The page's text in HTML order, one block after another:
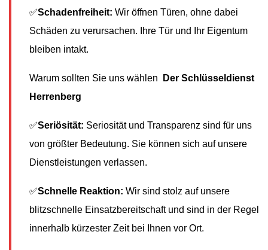
✅Schadenfreiheit: Wir öffnen Türen, ohne dabei
Schäden zu verursachen. Ihre Tür und Ihr Eigentum
bleiben intakt.
Warum sollten Sie uns wählen
Der Schlüsseldienst
Herrenberg
✅Seriösität: Seriosität und Transparenz sind für uns
von größter Bedeutung. Sie können sich auf unsere
Dienstleistungen verlassen.
✅Schnelle Reaktion: Wir sind stolz auf unsere
blitzschnelle Einsatzbereitschaft und sind in der Regel
innerhalb kürzester Zeit bei Ihnen vor Ort.